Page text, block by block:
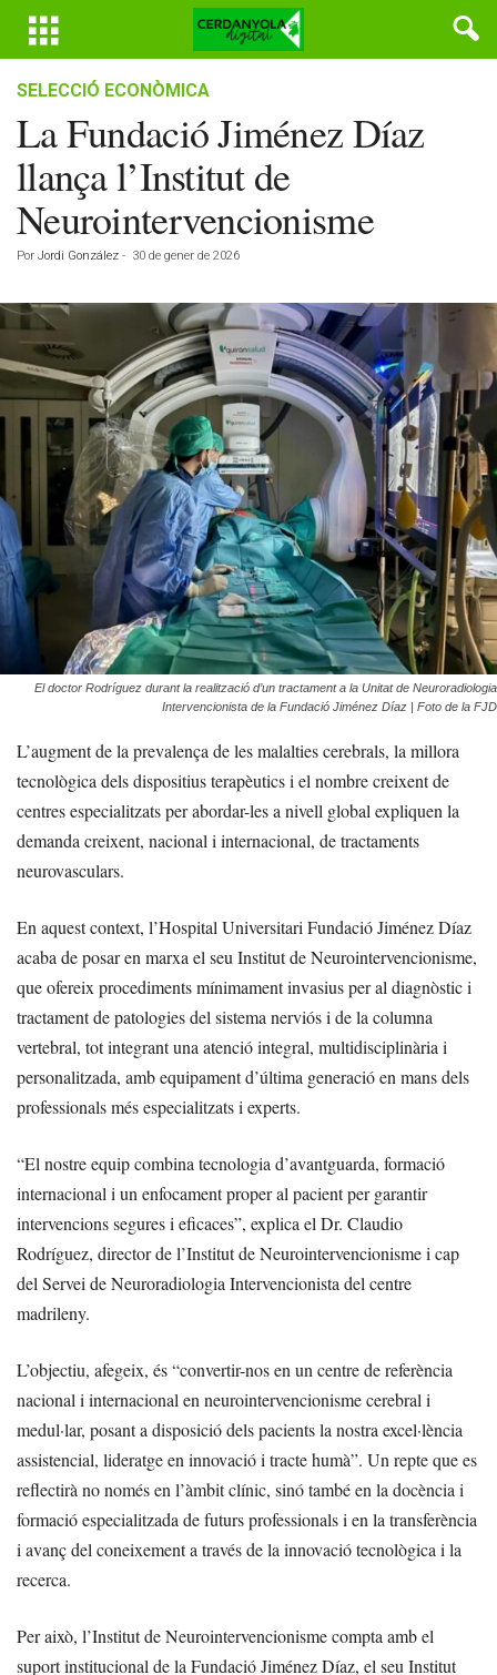
SELECCIÓ ECONÒMICA
La Fundació Jiménez Díaz
llança l’Institut de
Neurointervencionisme
Por Jordi González - 30 de gener de 2026
El doctor Rodríguez durant la realització d’un tractament a la Unitat de Neuroradiologia
Intervencionista de la Fundació Jiménez Díaz | Foto de la FJD
L’augment de la prevalença de les malalties cerebrals, la millora
tecnològica dels dispositius terapèutics i el nombre creixent de
centres especialitzats per abordar-les a nivell global expliquen la
demanda creixent, nacional i internacional, de tractaments
neurovasculars.
En aquest context, l’Hospital Universitari Fundació Jiménez Díaz
acaba de posar en marxa el seu Institut de Neurointervencionisme,
que ofereix procediments mínimament invasius per al diagnòstic i
tractament de patologies del sistema nerviós i de la columna
vertebral, tot integrant una atenció integral, multidisciplinària i
personalitzada, amb equipament d’última generació en mans dels
professionals més especialitzats i experts.
“El nostre equip combina tecnologia d’avantguarda, formació
internacional i un enfocament proper al pacient per garantir
intervencions segures i eficaces”, explica el Dr. Claudio
Rodríguez, director de l’Institut de Neurointervencionisme i cap
del Servei de Neuroradiologia Intervencionista del centre
madrileny.
L’objectiu, afegeix, és “convertir-nos en un centre de referència
nacional i internacional en neurointervencionisme cerebral i
medul·lar, posant a disposició dels pacients la nostra excel·lència
assistencial, lideratge en innovació i tracte humà”. Un repte que es
reflectirà no només en l’àmbit clínic, sinó també en la docència i
formació especialitzada de futurs professionals i en la transferència
i avanç del coneixement a través de la innovació tecnològica i la
recerca.
Per això, l’Institut de Neurointervencionisme compta amb el
suport institucional de la Fundació Jiménez Díaz, el seu Institut